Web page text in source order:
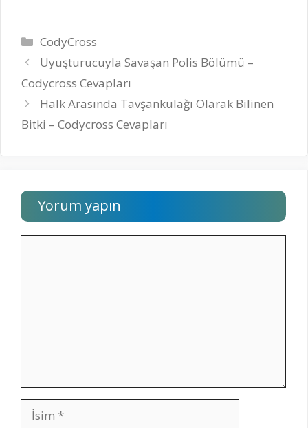
Kategoriler
CodyCross
Uyuşturucuyla Savaşan Polis Bölümü –
Codycross Cevapları
Halk Arasında Tavşankulağı Olarak Bilinen
Bitki – Codycross Cevapları
Yorum yapın
İsim